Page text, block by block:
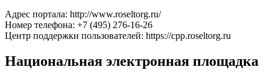
Адрес портала: http://www.roseltorg.ru/
Номер телефона: +7 (495) 276-16-26
Центр поддержки пользователей: https://cpp.roseltorg.ru
Национальная электронная площадка